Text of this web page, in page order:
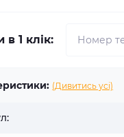
в 1 клік:
(Дивитись усі)